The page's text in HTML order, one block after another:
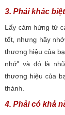
3. Phải khác biệt
Lấy cảm hứng từ
tốt, nhưng hãy
thương hiệu của
nhớ” và đó là
thương hiệu của
thành.
4. Phải có khả